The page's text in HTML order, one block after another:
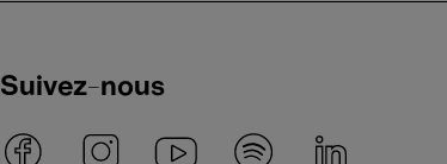
Suivez-nous